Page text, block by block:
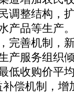
调整结构，
产品等生产
完善机制，
产服务组织
低收购价平
偿机制，增